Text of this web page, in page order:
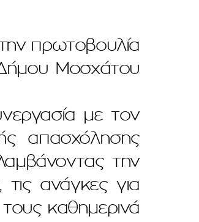
πρωτοβουλία
Δήμου Μοσχάτου
με τον
απασχόλησης
την
ανάγκες για
καθημερινά